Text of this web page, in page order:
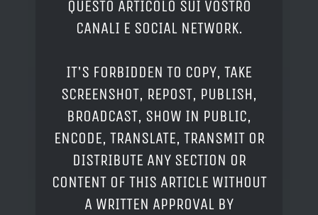
QUESTO ARTICOLO SUI VOSTRO
CANALI E SOCIAL NETWORK.
IT'S FORBIDDEN TO COPY, TAKE
SCREENSHOT, REPOST, PUBLISH,
BROADCAST, SHOW IN PUBLIC,
ENCODE, TRANSLATE, TRANSMIT OR
DISTRIBUTE ANY SECTION OR
CONTENT OF THIS ARTICLE WITHOUT
A WRITTEN APPROVAL BY